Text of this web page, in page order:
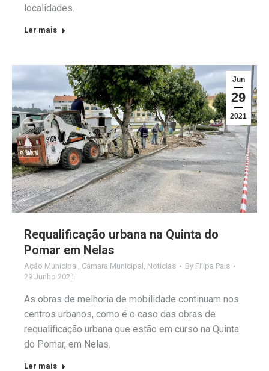
localidades.
Ler mais
Jun
29
2021
Requalificação urbana na Quinta do
Pomar em Nelas
Ação Municipal Câmara Municipal Notícias By Filipa Pais
29 Junho 2021
As obras de melhoria de mobilidade continuam nos
centros urbanos, como é o caso das obras de
requalificação urbana que estão em curso na Quinta
do Pomar, em Nelas.
Ler mais